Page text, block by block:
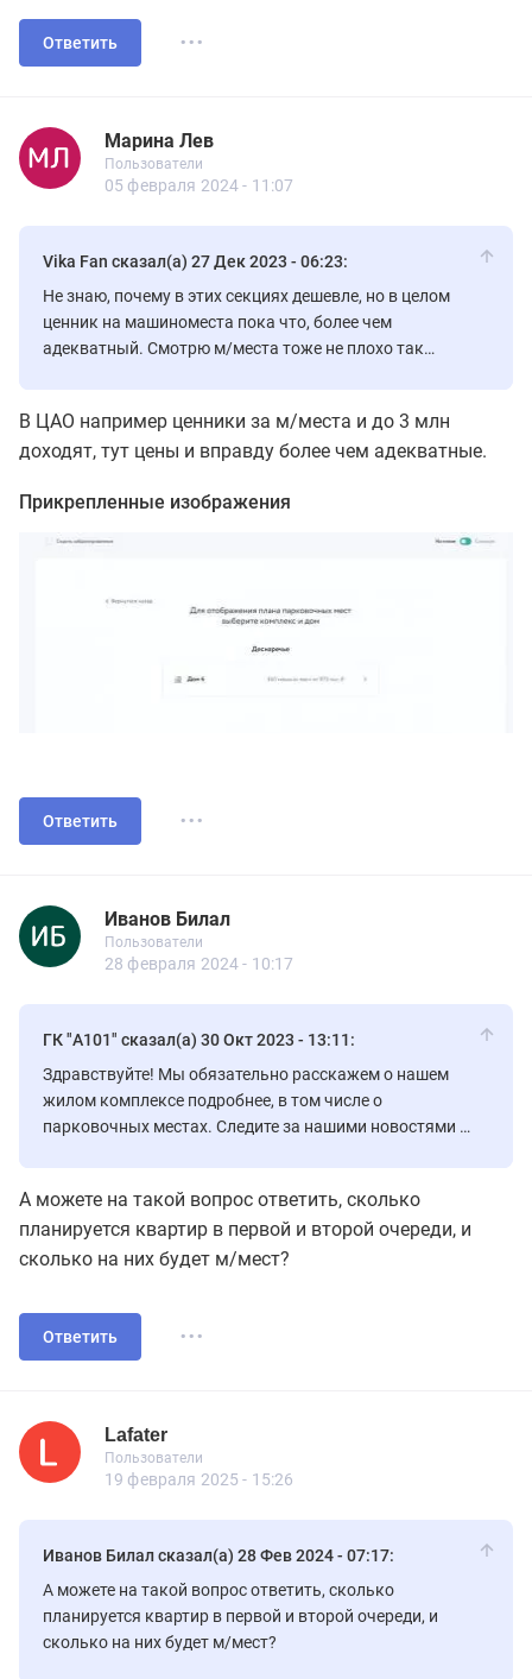
Ответить ...
Марина Лев
Марина Лев
Пользователи
Новичок
Пользователи
8 сообщений
05 февраля 2024 - 11:07
Vika Fan сказал(а) 27 Дек 2023 - 06:23:
Не знаю, почему в этих секциях дешевле, но в целом
ценник на машиноместа пока что, более чем
адекватный. Смотрю м/места тоже не плохо так
В ЦАО например ценники за м/места и до 3 млн
доходят, тут цены и вправду более чем адекватные.
Прикрепленные изображения
Ответить ...
Иванов Билал
Иванов Билал
Пользователи
Новичок
Пользователи
8 сообщений
28 февраля 2024 - 10:17
ГК "А101" сказал(а) 30 Окт 2023 - 13:11:
Здравствуйте! Мы обязательно расскажем о нашем
жилом комплексе подробнее, в том числе о
парковочных местах. Следите за нашими новостями в
А можете на такой вопрос ответить, сколько
планируется квартир в первой и второй очереди, и
сколько на них будет м/мест?
Ответить ...
Lafater
Lafater
Пользователи
Пользователь
Пользователи
31 сообщений
19 февраля 2025 - 15:26
Иванов Билал сказал(а) 28 Фев 2024 - 07:17:
А можете на такой вопрос ответить, сколько
планируется квартир в первой и второй очереди, и
сколько на них будет м/мест?